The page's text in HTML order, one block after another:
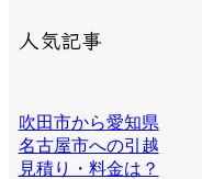
人気記事
吹田市から愛知県
名古屋市への引越
見積り・料金は？